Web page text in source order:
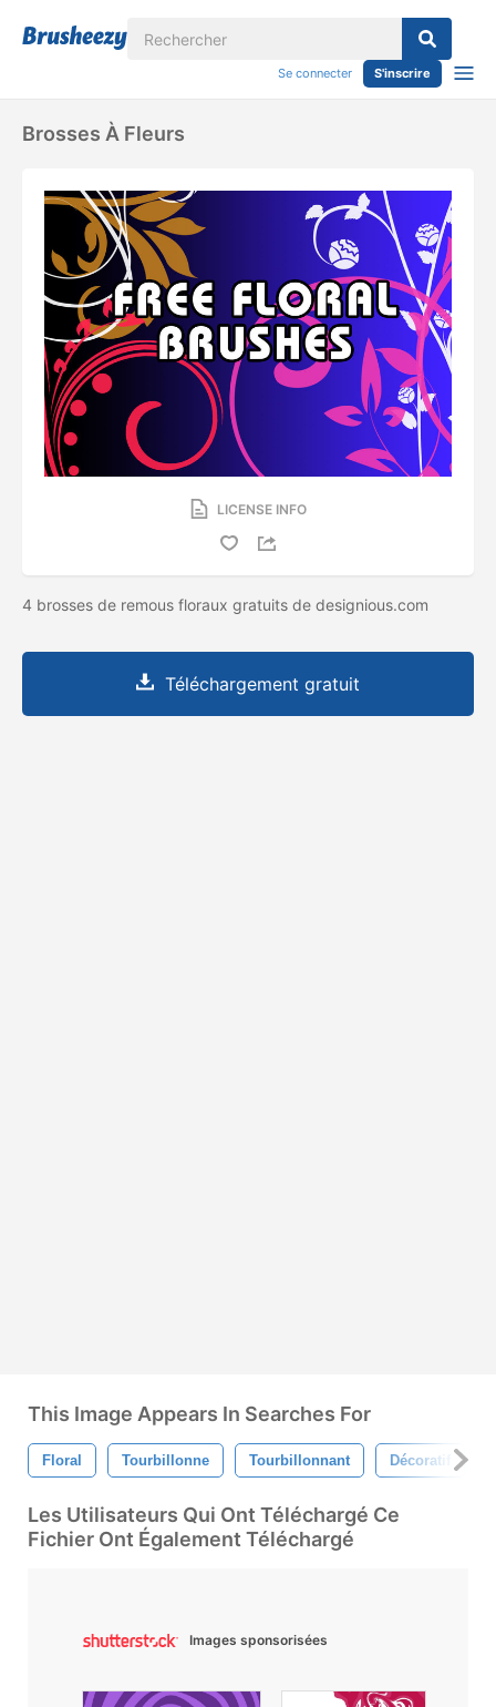
Se connecter S'inscrire
Brosses À Fleurs
LICENSE INFO
4 brosses de remous floraux gratuits de designious.com
Téléchargement gratuit
This Image Appears In Searches For
Floral Tourbillonne Tourbillonnant Décoratif
Les Utilisateurs Qui Ont Téléchargé Ce
Fichier Ont Également Téléchargé
Images sponsorisées